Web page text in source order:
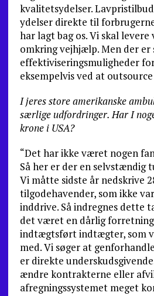
kvalitetsydelser.
ydelser direkte til
har lagt bag os. Vi skal levere
omkring vejhjælp. Men der er
effektiviseringsmuligheder
eksempelvis ved at
I jeres store amerikanske
særlige udfordringer. Har I
krone i USA?
“Det har ikke været nogen
Så her er der en selvstændig
Vi måtte sidste år nedskrive
tilgodehavender, som ikke
inddrive. Så indregnes dette
det været en dårlig
indtægtsført indtægter, som
med. Vi søger at
er direkte
ændre kontrakterne eller
afregningssystemet meget